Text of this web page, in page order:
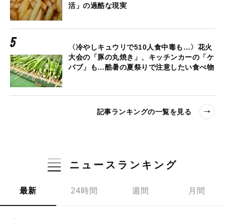
活」の過酷な現実
〈冷やしキュウリで510人食中毒も…〉花火
大会の「豚の丸焼き」、キッチンカーの「ケ
バブ」も…酷暑の夏祭りで注意したい食べ物
記事ランキングの一覧を見る
ニュースランキング
最新 24時間 週間 月間